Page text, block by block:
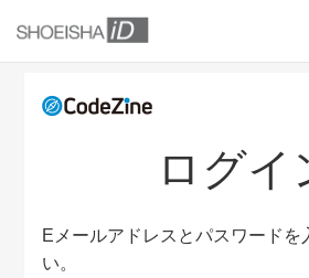
ログイ
Eメールアドレスとパスワードを
い。